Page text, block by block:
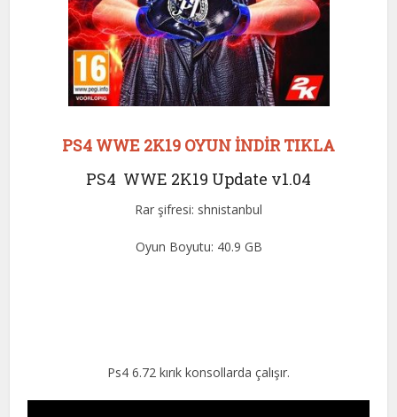
PS4 WWE 2K19 OYUN İNDİR TIKLA
PS4 WWE 2K19 Update v1.04
Rar şifresi: shnistanbul
Oyun Boyutu: 40.9 GB
Ps4 6.72 kırık konsollarda çalışır.